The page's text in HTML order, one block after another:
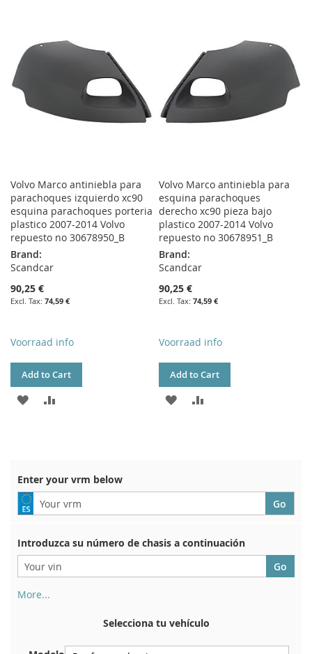
LIST
Volvo Marco antiniebla para
parachoques izquierdo xc90
esquina parachoques porteria
plastico 2007-2014 Volvo
repuesto no 30678950_B
Brand:
Scandcar
90,25 €
74,59 €
Voorraad info
Add to Cart
ADD
Volvo Marco antiniebla para
esquina parachoques
derecho xc90 pieza bajo
plastico 2007-2014 Volvo
repuesto no 30678951_B
Brand:
Scandcar
90,25 €
74,59 €
Voorraad info
Add to Cart
ADD
Enter your vrm below
Introduzca su número de chasis a continuación
More...
certificado de registro. Y también en el coche.
En la placa inferior del asiento delantero derecho
Selecciona tu vehículo